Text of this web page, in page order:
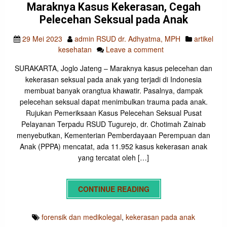
Maraknya Kasus Kekerasan, Cegah
Pelecehan Seksual pada Anak
29 Mei 2023 admin RSUD dr. Adhyatma, MPH
artikel
kesehatan
Leave a comment
SURAKARTA, Joglo Jateng – Maraknya kasus pelecehan dan
kekerasan seksual pada anak yang terjadi di Indonesia
membuat banyak orangtua khawatir. Pasalnya, dampak
pelecehan seksual dapat menimbulkan trauma pada anak.
Rujukan Pemeriksaan Kasus Pelecehan Seksual Pusat
Pelayanan Terpadu RSUD Tugurejo, dr. Chotimah Zainab
menyebutkan, Kementerian Pemberdayaan Perempuan dan
Anak (PPPA) mencatat, ada 11.952 kasus kekerasan anak
yang tercatat oleh […]
CONTINUE READING
forensik dan medikolegal, kekerasan pada anak